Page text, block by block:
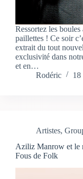
Ressortez les boules
paillettes ! Ce soir
extrait du tout
exclusivité dans
et en…
Rodéric
18
Artistes,
Aziliz Manrow et le
Fous de Folk